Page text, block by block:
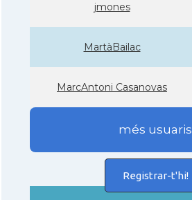
jmones
MartàBailac
MarcAntoni Casanovas
més usuaris
Registrar-t'hi!